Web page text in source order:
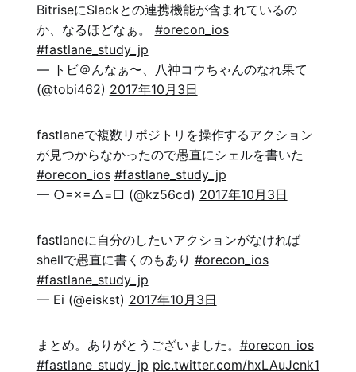
BitriseにSlackとの連携機能が含まれているの
か、なるほどなぁ。 #orecon_ios
#fastlane_study_jp
— トビ＠んなぁ〜、八神コウちゃんのなれ果て
(@tobi462) 2017年10月3日
fastlaneで複数リポジトリを操作するアクション
が見つからなかったので愚直にシェルを書いた
#orecon_ios #fastlane_study_jp
— ○=×=△=□ (@kz56cd) 2017年10月3日
fastlaneに自分のしたいアクションがなければ
shellで愚直に書くのもあり #orecon_ios
#fastlane_study_jp
— Ei (@eiskst) 2017年10月3日
まとめ。ありがとうございました。 #orecon_ios
#fastlane_study_jp pic.twitter.com/hxLAuJcnk1